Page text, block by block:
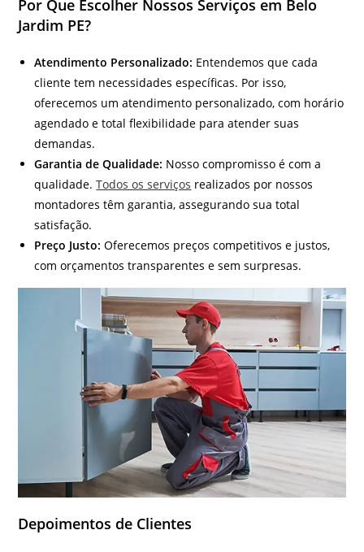
Por Que Escolher Nossos Serviços em Belo
Jardim PE?
Atendimento Personalizado: Entendemos que cada
cliente tem necessidades específicas. Por isso,
oferecemos um atendimento personalizado, com horário
agendado e total flexibilidade para atender suas
demandas.
Garantia de Qualidade: Nosso compromisso é com a
qualidade.Todos os serviços realizados por nossos
montadores têm garantia, assegurando sua total
satisfação.
Preço Justo: Oferecemos preços competitivos e justos,
com orçamentos transparentes e sem surpresas.
Depoimentos de Clientes